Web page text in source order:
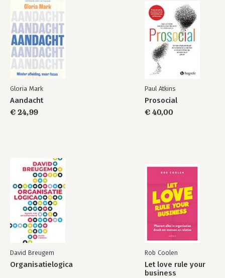
Gloria Mark
Aandacht
€ 24,99
Paul Atkins
Prosocial
€ 40,00
David Breugem
Organisatielogica
Rob Coolen
Let love rule your
business